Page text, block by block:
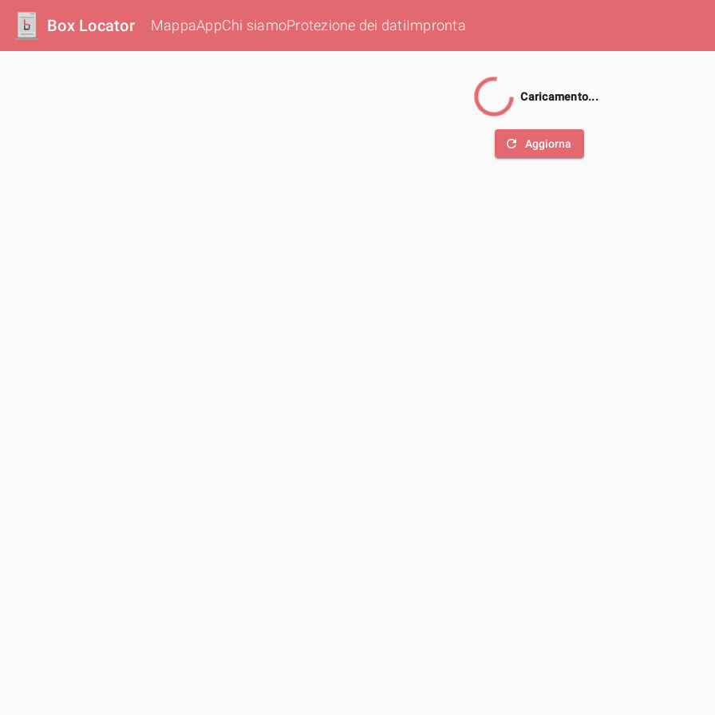
Box Locator MappaAppChi siamoProtezione dei datiImpronta
Caricamento...
refresh Aggiorna